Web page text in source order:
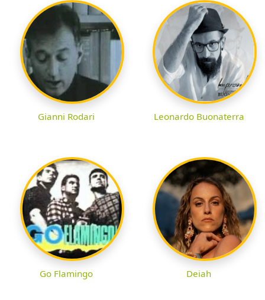
Gianni Rodari Leonardo Buonaterra
Go Flamingo Deiah